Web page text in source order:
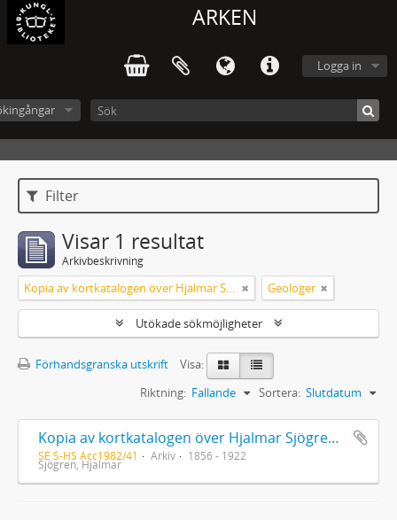
ARKEN
Logga in
Filter
Visar 1 resultat
Arkivbeskrivning
Kopia av kortkatalogen över Hjalmar Sjögrens bibliotek i IVA Geologer
Utökade sökmöjligheter
Förhandsgranska utskrift
Visa:
Sortera: Slutdatum
Riktning: Fallande
Kopia av kortkatalogen över Hjalmar Sjögrens bibliotek i IVA
SE S-HS Acc1982/41 Arkiv 1856 - 1922
Sjögren, Hjalmar